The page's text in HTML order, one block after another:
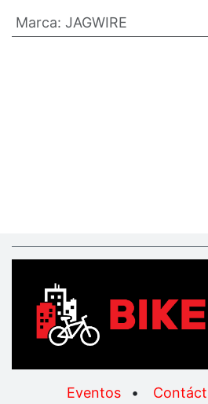
Marca: JAGWIRE
Eventos •